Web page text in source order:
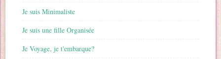
Je suis Minimaliste
Je suis une fille Organisée
Je Voyage, je t'embarque?